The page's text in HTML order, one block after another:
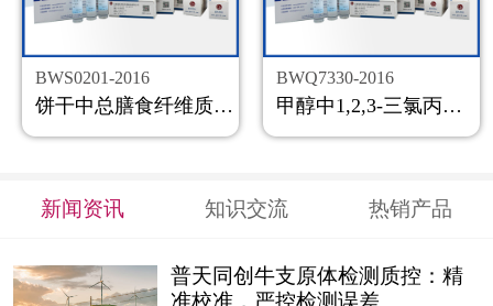
BWS0201-2016
饼干中总膳食纤维质控样品
BWQ7330-2016
甲醇中1,2,3-三氯丙烷溶液标准物质
新闻资讯 知识交流 热销产品
普天同创牛支原体检测质控：精
准校准，严控检测误差